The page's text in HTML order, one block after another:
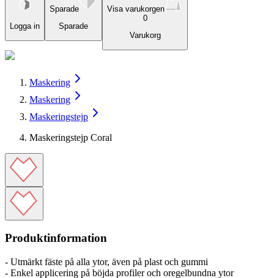
Logga in
Sparade
Sparade
Visa varukorgen
0
Varukorg
Maskering
Maskering
Maskeringstejp
Maskeringstejp Coral
Produktinformation
- Utmärkt fäste på alla ytor, även på plast och gummi
- Enkel applicering på böjda profiler och oregelbundna ytor